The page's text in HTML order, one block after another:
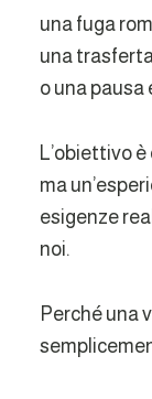
una fuga
una
o una pausa
L’obiettivo
ma
esigenze
noi.
Perché una